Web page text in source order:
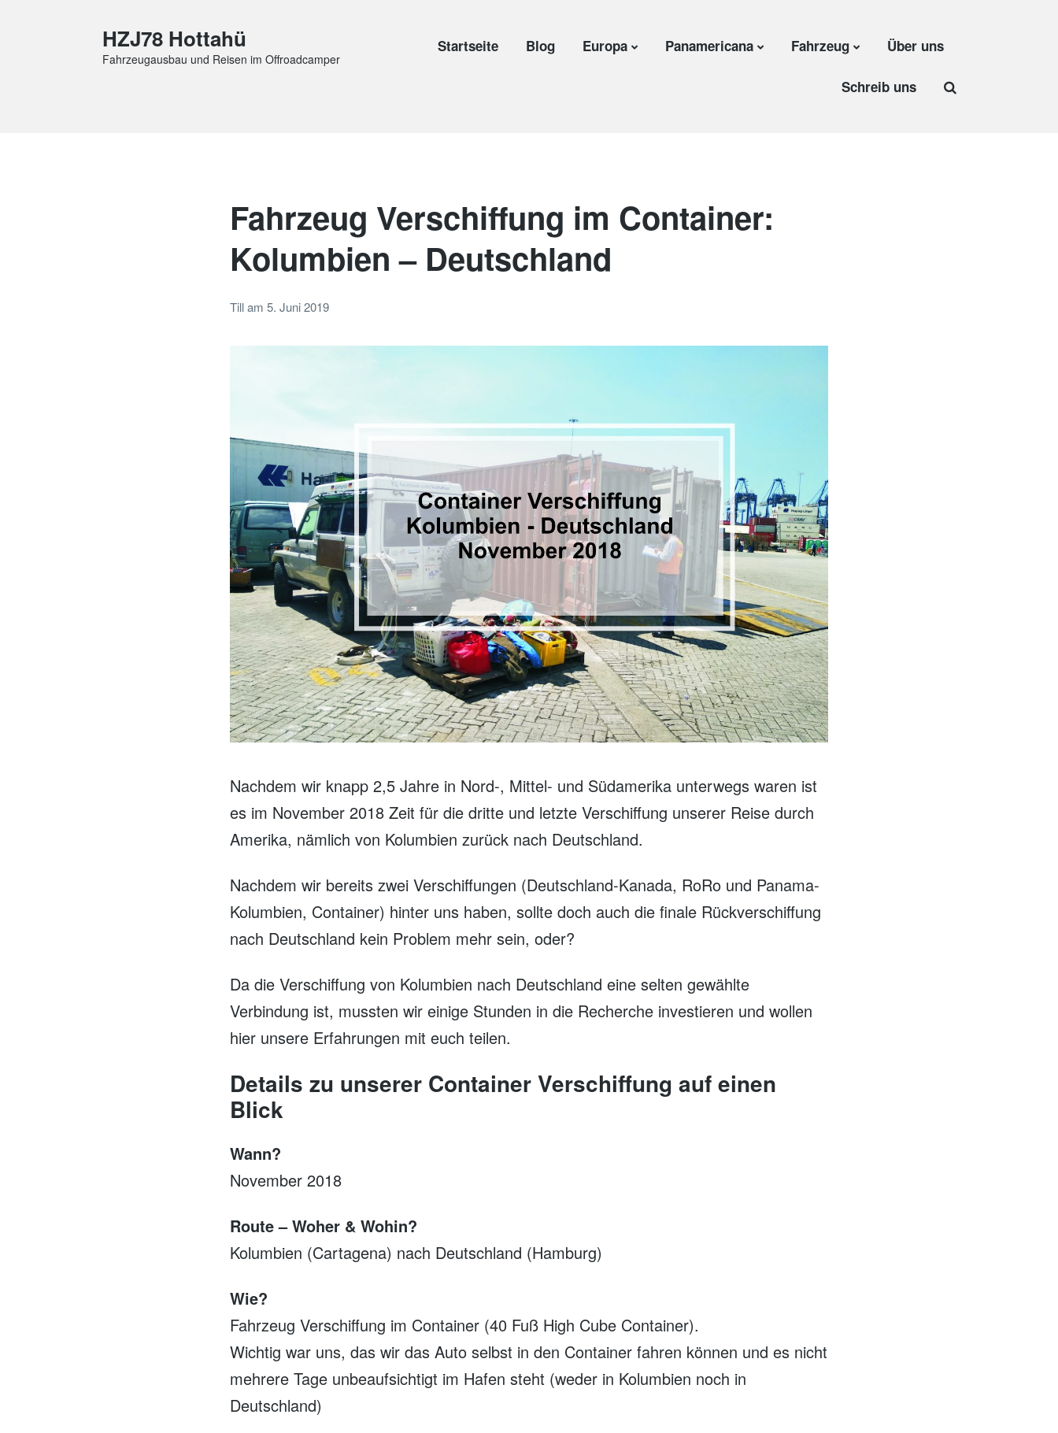
HZJ78 Hottahü
Fahrzeugausbau und Reisen im Offroadcamper
Startseite Blog Europa Panamericana Fahrzeug Über uns
Schreib uns
Fahrzeug Verschiffung im Container:
Kolumbien – Deutschland
Tillam 5. Juni 2019
Nachdem wir knapp 2,5 Jahre in Nord-, Mittel- und Südamerika unterwegs waren ist
es im November 2018 Zeit für die dritte und letzte Verschiffung unserer Reise durch
Amerika, nämlich von Kolumbien zurück nach Deutschland.
Nachdem wir bereits zwei Verschiffungen (Deutschland-Kanada, RoRo und Panama-
Kolumbien, Container) hinter uns haben, sollte doch auch die finale Rückverschiffung
nach Deutschland kein Problem mehr sein, oder?
Da die Verschiffung von Kolumbien nach Deutschland eine selten gewählte
Verbindung ist, mussten wir einige Stunden in die Recherche investieren und wollen
hier unsere Erfahrungen mit euch teilen.
Details zu unserer Container Verschiffung auf einen
Blick
Wann?
November 2018
Route – Woher & Wohin?
Kolumbien (Cartagena) nach Deutschland (Hamburg)
Wie?
Fahrzeug Verschiffung im Container (40 Fuß High Cube Container).
Wichtig war uns, das wir das Auto selbst in den Container fahren können und es nicht
mehrere Tage unbeaufsichtigt im Hafen steht (weder in Kolumbien noch in
Deutschland)